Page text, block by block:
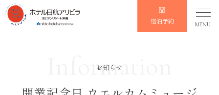
宿泊予約 MENU
Information
お知らせ